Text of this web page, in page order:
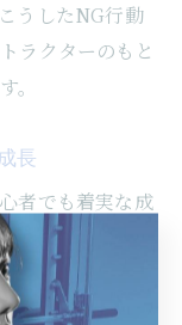
うしたNG行動
ラクターのもと
。
長
者でも着実な成
少人数制クラス
からです。例え
い、都度フィー